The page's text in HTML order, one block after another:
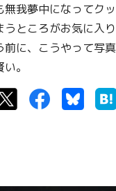
我夢中になってク
ところがお気に入
に、こうやって写
。
TwitterFacebook